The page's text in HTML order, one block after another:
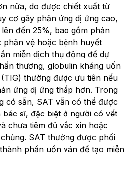
nữa, do được chiết xuất từ
cơ gây phản ứng dị ứng cao,
đến 25%, bao gồm phản
phản vệ hoặc bệnh huyết
miễn dịch thụ động để dự
thương, globulin kháng uốn
thường được ưu tiên nếu
ứng dị ứng thấp hơn. Trong
có sẵn, SAT vẫn có thể được
sĩ, đặc biệt ở người có vết
chưa tiêm đủ vắc xin hoặc
SAT thường được phối
phần uốn ván để tạo miễn